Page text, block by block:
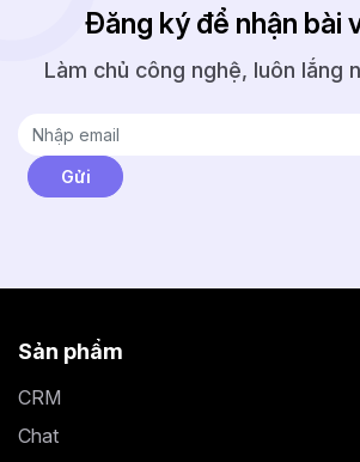
Đăng ký để nhận bài
Làm chủ công nghệ, luôn lắng
Sản phẩm
CRM
Chat